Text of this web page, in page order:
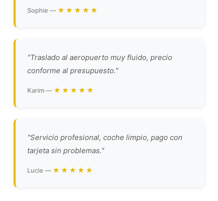
Sophie — ★★★★★
"Traslado al aeropuerto muy fluido, precio
conforme al presupuesto."
Karim — ★★★★★
"Servicio profesional, coche limpio, pago con
tarjeta sin problemas."
Lucie — ★★★★★